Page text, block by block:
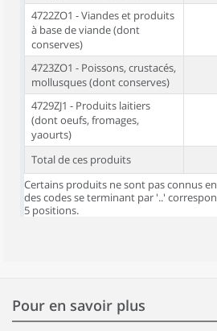
4722ZO1 - Viandes et produits
à base de viande (dont
conserves)
4723ZO1 - Poissons, crustacés,
mollusques (dont conserves)
4729ZJ1 - Produits laitiers
(dont oeufs, fromages,
yaourts)
Total de ces produits
Certains produits ne sont pas connus
des codes se terminant par '..'
5 positions.
Pour en savoir plus